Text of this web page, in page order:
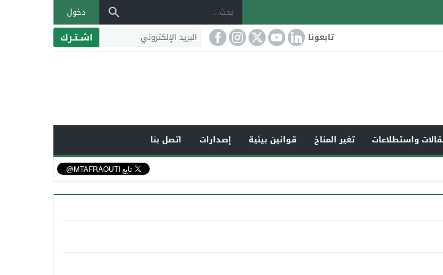
دخول
تابعونا اشـتـرك
واستطلاعات تغير المناخ قوانين بيئية إصدارات
اتصل بنا